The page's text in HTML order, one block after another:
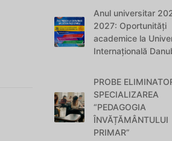
Anul universitar
2027: Oportunități
academice la
Internațională
PROBE
SPECIALIZAREA
“PEDAGOGIA
ÎNVĂȚĂMÂNTULUI
PRIMAR”